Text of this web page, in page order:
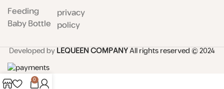
Feeding
Baby Bottle
privacy
policy
Developed byLEQUEEN COMPANYAll rights reserved© 2024
0